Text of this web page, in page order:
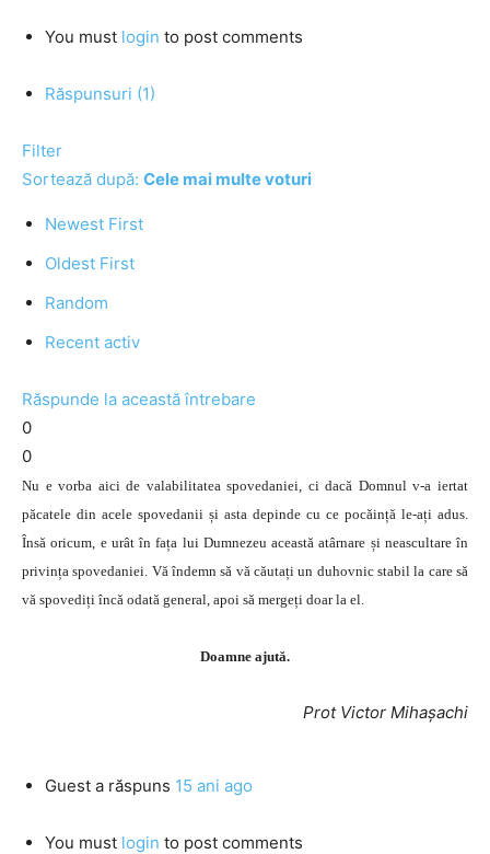
You must login to post comments
Răspunsuri (1)
Filter
Sortează după: Cele mai multe voturi
Newest First
Oldest First
Random
Recent activ
Răspunde la această întrebare
0
0
Nu e vorba aici de valabilitatea spovedaniei, ci dacă Domnul v-a iertat
păcatele din acele spovedanii și asta depinde cu ce pocăință le-ați adus.
Însă oricum, e urât în fața lui Dumnezeu această atârnare și neascultare în
privința spovedaniei. Vă îndemn să vă căutați un duhovnic stabil la care să
vă spovediți încă odată general, apoi să mergeți doar la el.
Doamne ajută.
Prot Victor Mihașachi
Guest a răspuns 15 ani ago
You must login to post comments